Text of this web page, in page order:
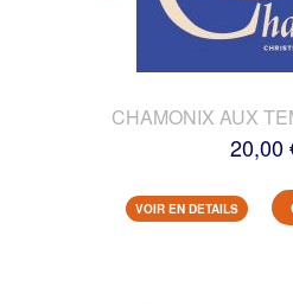
CHAMONIX AUX
20,00
VOIR EN DETAILS